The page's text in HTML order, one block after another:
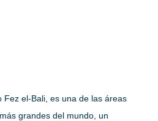
Fez el-Bali, es una de las áreas
grandes del mundo, un